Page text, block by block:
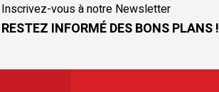
Inscrivez-vous à notre Newsletter
RESTEZ INFORMÉ DES BONS PLANS !